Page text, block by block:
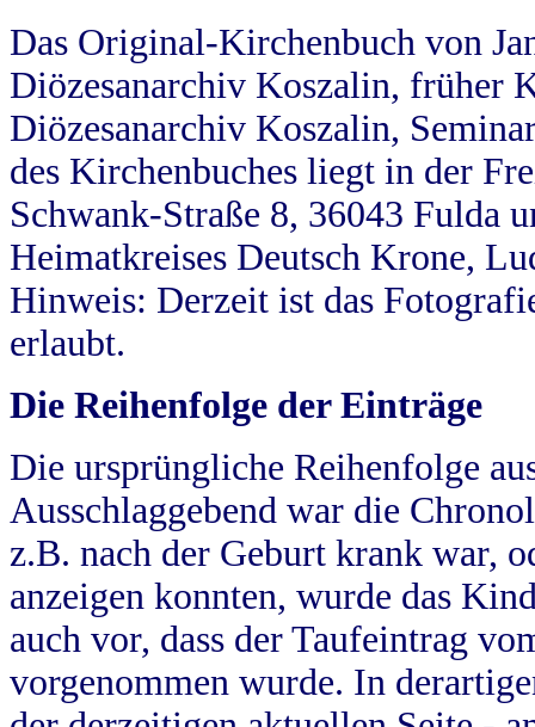
Das Original-Kirchenbuch von
Diözesanarchiv Koszalin, früher
Diözesanarchiv Koszalin,
des Kirchenbuches liegt in der
Schwank-Straße 8, 36043 Fulda
Heimatkreises Deutsch Krone,
Hinweis: Derzeit ist das
erlaubt.
Die Reihenfolge der Einträge
Die ursprüngliche Reihenfolge
Ausschlaggebend war die
z.B. nach der Geburt krank war,
anzeigen konnten, wurde das
auch vor, dass der Taufeintrag
vorgenommen wurde. In